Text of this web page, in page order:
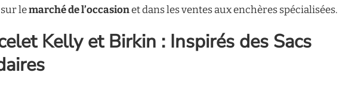
lemarché de l’occasionet dans les ventes aux enchères spécialisées.
Kelly et Birkin : Inspirés des Sacs